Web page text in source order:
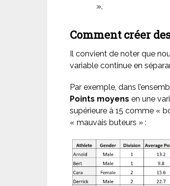
».
Comment créer
Il convient de noter que
variable continue en
Par exemple, dans
Points moyens en une
supérieure à 15 comme «
« mauvais buteurs » :